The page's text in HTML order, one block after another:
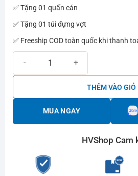
✅ Tặng 01 quấn cán
✅ Tặng 01 túi đựng vợt
✅ Freeship COD toàn quốc khi thanh
THÊM VÀO GIỎ
MUA NGAY
HVShop Cam